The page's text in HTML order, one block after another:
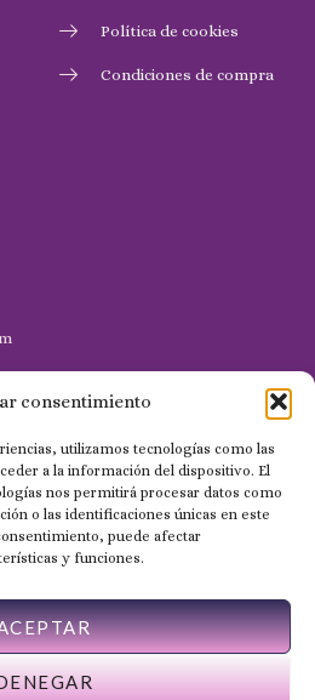
consentimiento
utilizamos tecnologías como las
a la información del dispositivo. El
nos permitirá procesar datos como
o las identificaciones únicas en este
puede afectar
y funciones.
Política de cookies
Condiciones de compra
53, (35014) Las Palmas de
derechos reservados - NailSaryny